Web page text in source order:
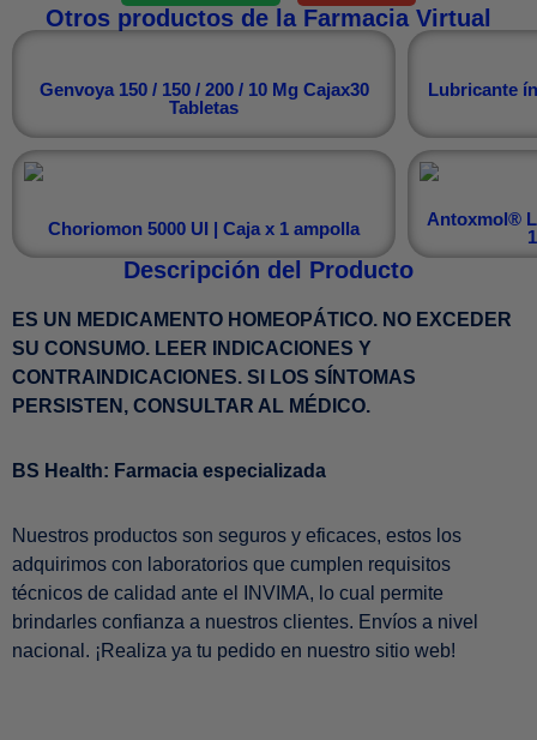
Otros productos de la Farmacia Virtual
Genvoya 150 / 150 / 200 / 10 Mg Cajax30
Tabletas
Lubricante
Choriomon 5000 UI | Caja x 1 ampolla
Antoxmol®
Descripción del Producto
ES UN MEDICAMENTO HOMEOPÁTICO. NO EXCEDER
SU CONSUMO. LEER INDICACIONES Y
CONTRAINDICACIONES. SI LOS SÍNTOMAS
PERSISTEN, CONSULTAR AL MÉDICO.
BS Health: Farmacia especializada
Nuestros productos son seguros y eficaces, estos los
adquirimos con laboratorios que cumplen requisitos
técnicos de calidad ante el INVIMA, lo cual permite
brindarles confianza a nuestros clientes. Envíos a nivel
nacional. ¡Realiza ya tu pedido en nuestro sitio web!